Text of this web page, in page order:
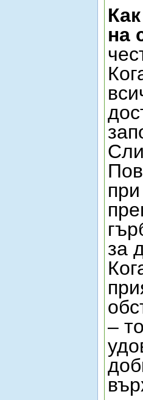
на
за
–